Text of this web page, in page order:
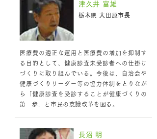
津久井 富雄
栃木県 大田原市長
医療費の適正な運用と医療費の増加を抑制す
る目的として、健康診査未受診者への仕掛け
づくりに取り組んでいる。今後は、自治会や
健康づくりリーダー等の協力体制をとりなが
ら「健康診査を受診することが健康づくりの
第一歩」と市民の意識改革を図る。
長沼 明